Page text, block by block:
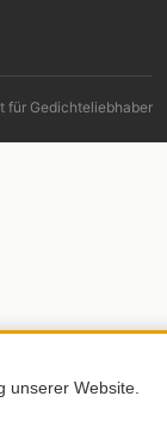
für Gedichteliebhaber
unserer Website.